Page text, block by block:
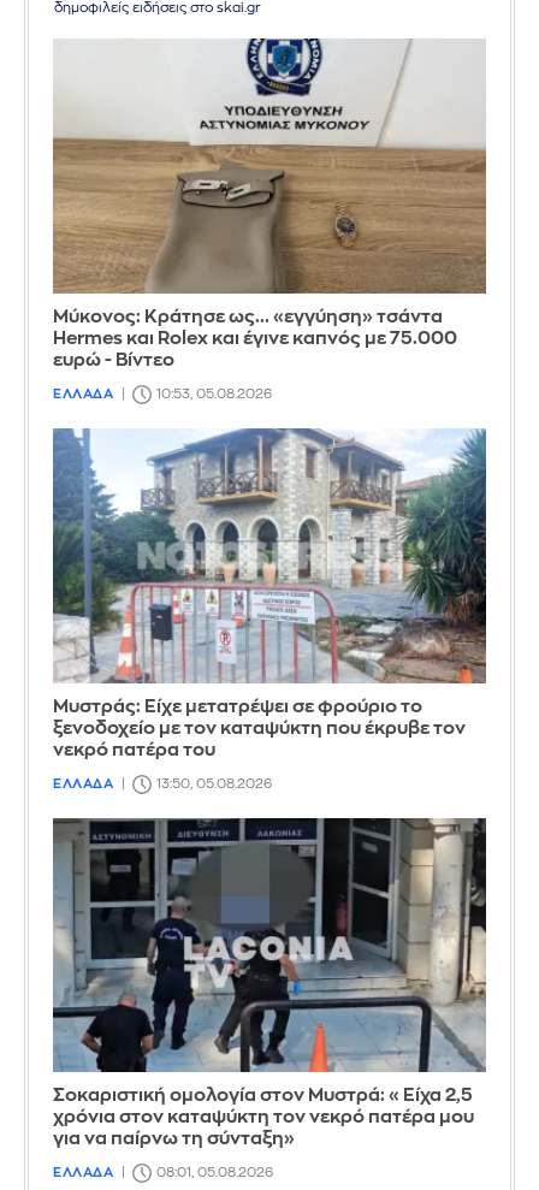
δημοφιλείς ειδήσεις στο skai.gr
Μύκονος: Κράτησε ως... «εγγύηση» τσάντα
Hermes και Rolex και έγινε καπνός με 75.000
ευρώ - Βίντεο
ΕΛΛΑΔΑ 10:53, 05.08.2026
Mυστράς: Είχε μετατρέψει σε φρούριο το
ξενοδοχείο με τον καταψύκτη που έκρυβε τον
νεκρό πατέρα του
ΕΛΛΑΔΑ 13:50, 05.08.2026
Σοκαριστική ομολογία στον Μυστρά: «Είχα 2,5
χρόνια στον καταψύκτη τον νεκρό πατέρα μου
για να παίρνω τη σύνταξη»
ΕΛΛΑΔΑ 08:01, 05.08.2026